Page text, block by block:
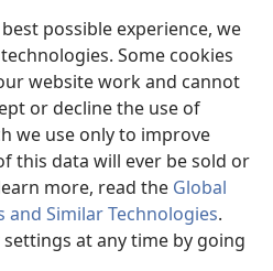
possible experience, we
Some cookies
website work and cannot
or decline the use of
we use only to improve
this data will ever be sold or
more, read the Global
and Similar Technologies.
at any time by going
and Tract Society of Pennsylvania.